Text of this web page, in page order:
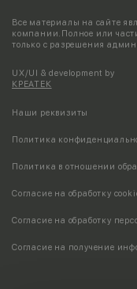
Все материалы на сайте
компании. Полное или
только с разрешения
UX/UI & development by
КРЕАТЕК
Наши реквизиты
Политика
Политика в отношении
Согласие на обработку
Согласие на обработку
Согласие на получение